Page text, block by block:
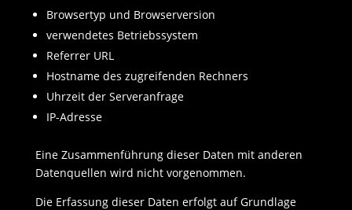
Browsertyp und Browserversion
verwendetes Betriebssystem
Referrer URL
Hostname des zugreifenden Rechners
Uhrzeit der Serveranfrage
IP-Adresse
Eine Zusammenführung dieser Daten mit anderen
Datenquellen wird nicht vorgenommen.
Die Erfassung dieser Daten erfolgt auf Grundlage